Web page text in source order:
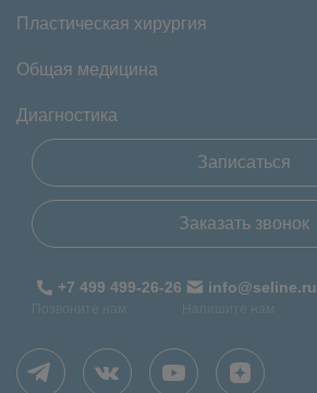
Пластическая хирургия
Общая медицина
Диагностика
Записаться
Заказать звонок
+7 499 499-26-26
Позвоните нам
info@seline.ru
Напишите нам